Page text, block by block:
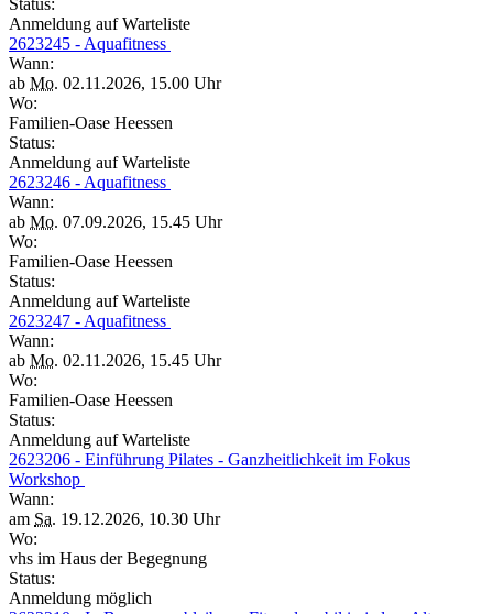
Status:
Anmeldung auf Warteliste
2623245 - Aquafitness
Wann:
ab Mo. 02.11.2026, 15.00 Uhr
Wo:
Familien-Oase Heessen
Status:
Anmeldung auf Warteliste
2623246 - Aquafitness
Wann:
ab Mo. 07.09.2026, 15.45 Uhr
Wo:
Familien-Oase Heessen
Status:
Anmeldung auf Warteliste
2623247 - Aquafitness
Wann:
ab Mo. 02.11.2026, 15.45 Uhr
Wo:
Familien-Oase Heessen
Status:
Anmeldung auf Warteliste
2623206 - Einführung Pilates - Ganzheitlichkeit im Fokus
Workshop
Wann:
am Sa. 19.12.2026, 10.30 Uhr
Wo:
vhs im Haus der Begegnung
Status:
Anmeldung möglich